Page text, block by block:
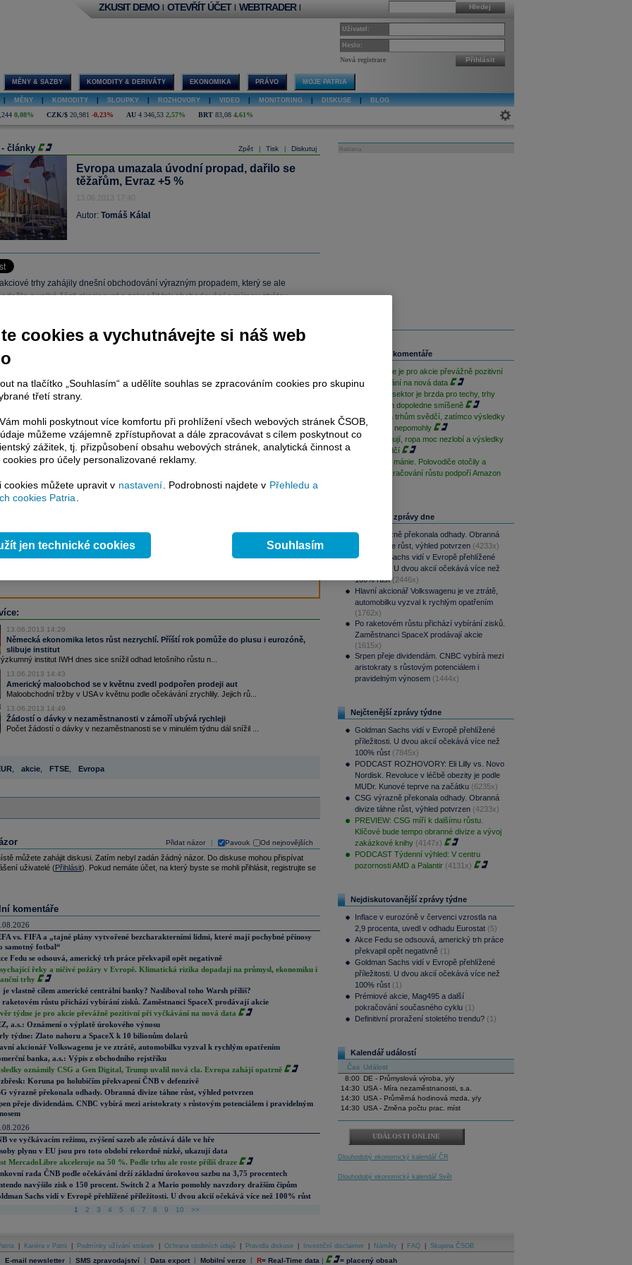
Hledej
ZKUSIT DEMO | OTEVŘÍT ÚČET | WEBTRADER |
Uživatel:
Heslo:
Nová registrace Přihlásit
MĚNY & SAZBY KOMODITY & DERIVÁTY EKONOMIKA PRÁVO MOJE PATRIA
MĚNY KOMODITY SLOUPKY ROZHOVORY VIDEO MONITORING DISKUSE BLOG
0,08% CZK/$ 20,981 -0,23% AU 4 346,53 2,57% BRT 83,08 4,61%
Zpět Tisk Diskutuj
- články
Evropa umazala úvodní propad, dařilo se
těžařům, Evraz +5 %
13.06.2013 17:40
Autor: Tomáš Kálal
trhy zahájily dnešní obchodování výrazným propadem, který se ale
z velké části zkorigovat a zakončit tak obchodování s mírnou ztrátou,
článku je dostupné jen klientům placených služeb
Plus
případně uživatelům platformy Patria Direct
. Pokud jste klientem
služeb, potom je nutné se
placeného informačního servisu získáte
kekompletnímu zpravodajství
bez jakýchkoliv omezení. Veškeré
komentáře a horké zprávy jsou
a v plné verzi.
servis
, rozsáhlé databáze
prognózy
avaluace
13.06.2013 14:29
Německá ekonomika letos růst nezrychlí. Příští rok pomůže do plusu i eurozóně,
slibuje institut
institut IWH dnes sice snížil odhad letošního růstu n...
13.06.2013 14:43
Americký maloobchod se v květnu zvedl podpořen prodeji aut
Maloobchodní tržby v USA v květnu podle očekávání zrychlily. Jejich rů...
13.06.2013 14:49
Žádostí o dávky v nezaměstnanosti v zámoří ubývá rychleji
Počet žádostí o dávky v nezaměstnanosti se v minulém týdnu dál snížil ...
, akcie, FTSE, Evropa
Přidat názor Pavouk Od nejnovějších
můžete zahájit diskusi. Zatím nebyl zadán žádný názor. Do diskuse mohou přispívat
uživatelé (Přihlásit). Pokud nemáte účet, na který byste se mohli přihlásit, registrujte se
komentáře
vs. FIFA a „tajné plány vytvořené bezcharakterními lidmi, které mají pochybné přínosy
samotný fotbal“
Fedu se odsouvá, americký trh práce překvapil opět negativně
řeky a ničivé požáry v Evropě. Klimatická rizika dopadají na průmysl, ekonomiku i
trhy
je vlastně cílem americké centrální banky? Nasliboval toho Warsh příliš?
raketovém růstu přichází vybírání zisků. Zaměstnanci SpaceX prodávají akcie
týdne je pro akcie převážně pozitivní při vyčkávání na nová data
a.s.: Oznámení o výplatě úrokového výnosu
týdne: Zlato nahoru a SpaceX k 10 bilionům dolarů
akcionář Volkswagenu je ve ztrátě, automobilku vyzval k rychlým opatřením
banka, a.s.: Výpis z obchodního rejstříku
oznámily CSG a Gen Digital, Trump uvalil nová cla. Evropa zahájí opatrně
Koruna po holubičím překvapení ČNB v defenzivě
výrazně překonala odhady. Obranná divize táhne růst, výhled potvrzen
přeje dividendám. CNBC vybírá mezi aristokraty s růstovým potenciálem i pravidelným
ve vyčkávacím režimu, zvýšení sazeb ale zůstává dále ve hře
plynu v EU jsou pro toto období rekordně nízké, ukazují data
MercadoLibre akceleruje na 50 %. Podle trhu ale roste příliš draze
rada ČNB podle očekávání drží základní úrokovou sazbu na 3,75 procentech
navýšilo zisk o 150 procent. Switch 2 a Mario pomohly navzdory dražším čipům
Sachs vidí v Evropě přehlížené příležitosti. U dvou akcií očekává více než 100% růst
1 2 3 4 5 6 7 8 9 10 >>
Reklama
Související komentáře
Závěr týdne je pro akcie převážně pozitivní
při vyčkávání na nová data
Paměťový sektor je brzda pro techy, trhy
jsou na tom dopoledne smíšeně
Geopolitika trhům svědčí, zatímco výsledky
sentimentu nepomohly
Techy fungují, ropa moc nezlobí a výsledky
trhům svědčí
Po depresi mánie. Polovodiče otočily a
dnešní pokračování růstu podpoří Amazon
Nejčtenější zprávy dne
CSG výrazně překonala odhady. Obranná
divize táhne růst, výhled potvrzen (4233x)
Goldman Sachs vidí v Evropě přehlížené
příležitosti. U dvou akcií očekává více než
100% růst (2446x)
Hlavní akcionář Volkswagenu je ve ztrátě,
automobilku vyzval k rychlým opatřením
(1762x)
Po raketovém růstu přichází vybírání zisků.
Zaměstnanci SpaceX prodávají akcie
(1615x)
Srpen přeje dividendám. CNBC vybírá mezi
aristokraty s růstovým potenciálem i
pravidelným výnosem (1444x)
Nejčtenější zprávy týdne
Goldman Sachs vidí v Evropě přehlížené
příležitosti. U dvou akcií očekává více než
100% růst (7845x)
PODCAST ROZHOVORY: Eli Lilly vs. Novo
Nordisk. Revoluce v léčbě obezity je podle
MUDr. Kunové teprve na začátku (6235x)
CSG výrazně překonala odhady. Obranná
divize táhne růst, výhled potvrzen (4233x)
PREVIEW: CSG míří k dalšímu růstu.
Klíčové bude tempo obranné divize a vývoj
zakázkové knihy (4147x)
PODCAST Týdenní výhled: V centru
pozornosti AMD a Palantir (4131x)
Nejdiskutovanější zprávy týdne
Inflace v eurozóně v červenci vzrostla na
2,9 procenta, uvedl v odhadu Eurostat (5)
Akce Fedu se odsouvá, americký trh práce
překvapil opět negativně (1)
Goldman Sachs vidí v Evropě přehlížené
příležitosti. U dvou akcií očekává více než
100% růst (1)
Prémiové akcie, Mag495 a další
pokračování současného cyklu (1)
Definitivní proražení stoletého trendu? (1)
Kalendář událostí
Čas Událost
8:00
DE - Průmyslová výroba, y/y
14:30 USA - Míra nezaměstnanosti, s.a.
14:30 USA - Průměrná hodinová mzda, y/y
14:30 USA - Změna počtu prac. míst
UDÁLOSTI ONLINE
Dlouhodobý ekonomický kalendář ČR
Dlouhodobý ekonomický kalendář Svět
Kariéra v Patrii Podmínky užívání stránek Ochrana osobních údajů Pravidla diskuse Investiční disclaimer Náměty FAQ Skupina ČSOB
E-mail newsletter | SMS zpravodajství | Data export | Mobilní verze | R= Real-Time data | = placený obsah
cookies a vychutnávejte si náš web
na tlačítko „Souhlasím“ a udělíte souhlas se zpracováním cookies pro skupinu
třetí strany.
mohli poskytnout více komfortu při prohlížení všech webových stránek ČSOB,
můžeme vzájemně zpřístupňovat a dále zpracovávat s cílem poskytnout co
zážitek, tj. přizpůsobení obsahu webových stránek, analytická činnost a
pro účely personalizované reklamy.
cookies můžete upravit v nastavení. Podrobnosti najdete v Přehledu a
cookies Patria.
jen technické cookies Souhlasím